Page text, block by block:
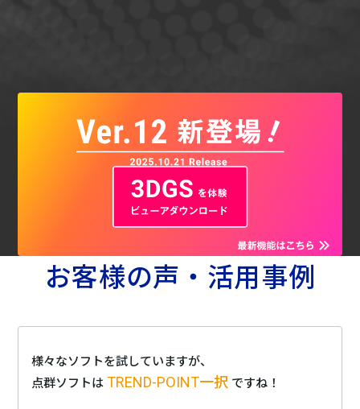
お客様の声・活用事例
様々なソフトを試していますが、
点群ソフトは TREND-POINT一択 ですね！